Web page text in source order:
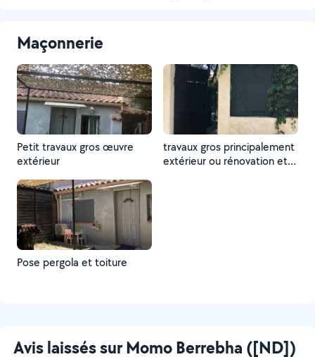
Maçonnerie
Petit travaux gros œuvre
extérieur
travaux gros principalement
extérieur ou rénovation et
Pose pergola et toiture
Avis laissés sur Momo Berrebha ([ND])